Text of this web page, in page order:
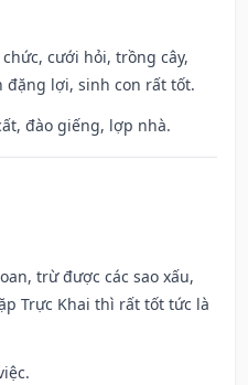
cưới hỏi, trồng cây,
đặng lợi, sinh con rất tốt.
đào giếng, lợp nhà.
trừ được các sao xấu,
Trực Khai thì rất tốt tức là